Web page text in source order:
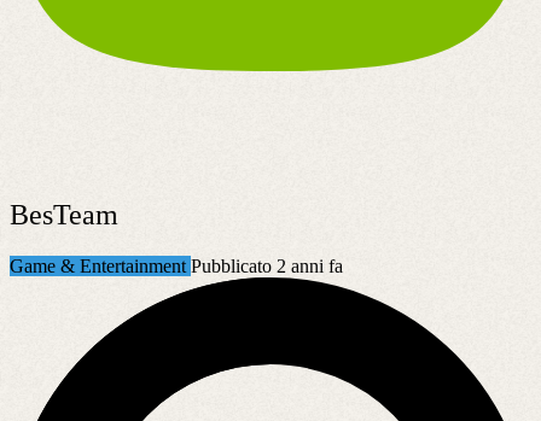
BesTeam
Game & Entertainment Pubblicato 2 anni fa